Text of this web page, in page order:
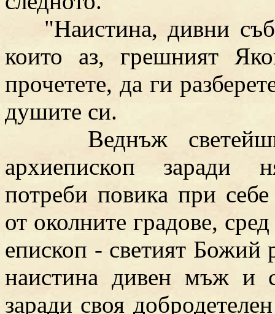
"Наистина, дивни
които аз, грешният
прочетете, да ги
душите си.
Веднъж
архиепископ заради
потреби повика при
от околните градове,
епископ - светият
наистина дивен мъж и
заради своя